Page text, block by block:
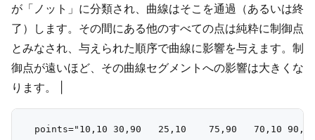
が「ノット」に分類され、曲線はそこを通過（あるいは終
了）します。その間にある他のすべての点は純粋に制御点
とみなされ、与えられた順序で曲線に影響を与えます。制
御点が遠いほど、その曲線セグメントへの影響は大きくな
ります。 |
points="10,10 30,90   25,10    75,90   70,10